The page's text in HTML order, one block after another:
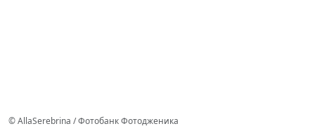
© AllaSerebrina / Фотобанк Фотодженика